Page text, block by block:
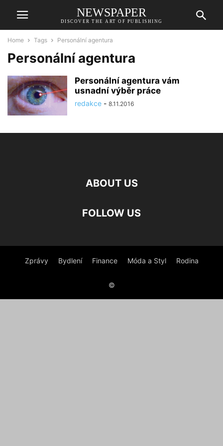
NEWSPAPER
DISCOVER THE ART OF PUBLISHING
Home Tags Personální agentura
Personální agentura
Personální agentura vám
usnadní výběr práce
redakce - 8.11.2016
ABOUT US
FOLLOW US
Zprávy Bydlení Finance Móda a Styl Rodina
©